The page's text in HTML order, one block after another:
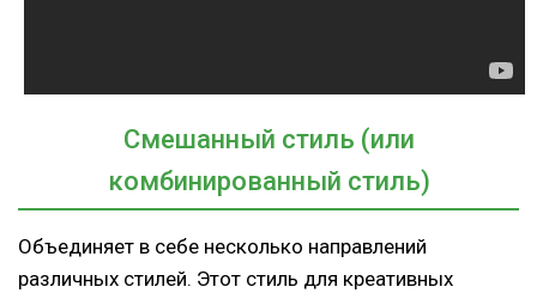
Смешанный стиль (или
комбинированный стиль)
Объединяет в себе несколько направлений
различных стилей. Этот стиль для креативных